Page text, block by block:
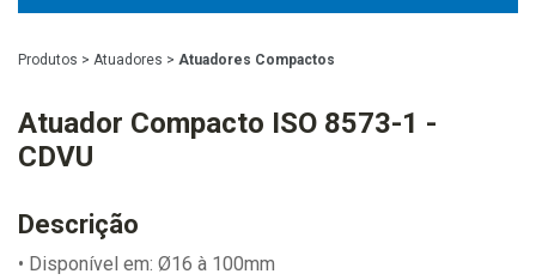
Produtos > Atuadores > Atuadores Compactos
Atuador Compacto ISO 8573-1 -
CDVU
Descrição
• Disponível em: Ø16 à 100mm